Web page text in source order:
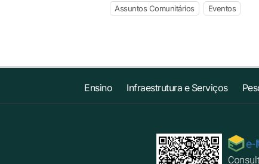
Assuntos Comunitários Eventos
Ensino Infraestrutura e Serviços